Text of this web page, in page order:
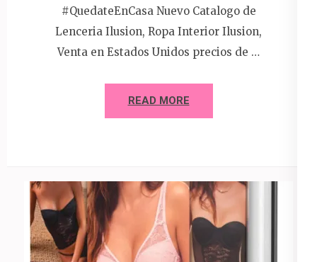
#QuedateEnCasa Nuevo Catalogo de
Lenceria Ilusion, Ropa Interior Ilusion,
Venta en Estados Unidos precios de …
READ MORE